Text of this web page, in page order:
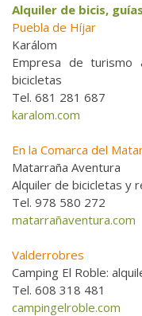
Alquiler de bicis,
Puebla de Híjar
Karálom
Empresa de turismo
bicicletas
Tel. 681 281 687
karalom.com
En la Comarca del
Matarraña Aventura
Alquiler de bicicletas y
Tel. 978 580 272
matarrañaventura.com
Valderrobres
Camping El Roble:
Tel. 608 318 481
campingelroble.com